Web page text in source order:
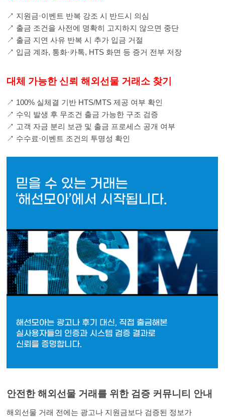
↗ 지원금·이벤트 반복 강조 시 반드시 의심
↗ 출금 조건을 사전에 명확히 고지하지 않으면 중단
↗ 출금 지연 사유 반복 시 추가 입금 거절
↗ 입금 계좌, 통화·카톡, HTS 화면 등 증거 전부 저장
대체 가능한 신뢰 해외선물 거래소 찾기
↗ 100% 실체결 기반 HTS/MTS 제공 여부 확인
↗ 수익 발생 후 무조건 출금 가능한 구조 검증
↗ 고객 자금 분리 보관 및 출금 프로세스 공개 여부
↗ 수수료·이벤트 조건의 투명성 확인
안전한 해외선물 거래를 위한 검증 커뮤니티 안내
해외선물 거래 전에는 광고나 지원금보다 검증된 정보가